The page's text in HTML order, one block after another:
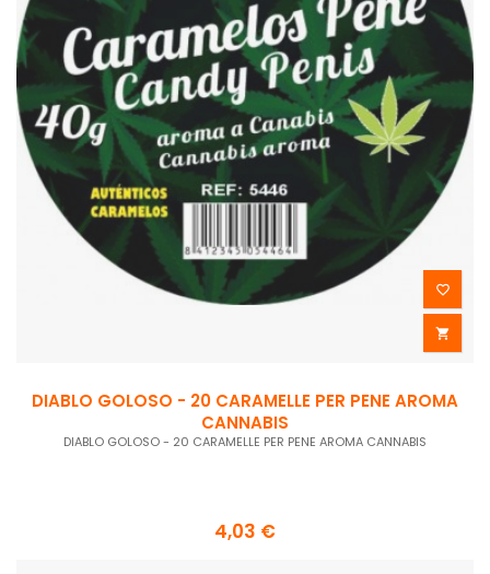


DIABLO GOLOSO - 20 CARAMELLE PER PENE AROMA
CANNABIS
DIABLO GOLOSO - 20 CARAMELLE PER PENE AROMA CANNABIS
4,03 €